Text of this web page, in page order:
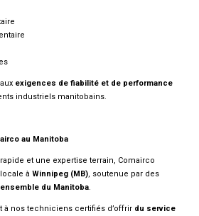
exigences de fiabilité et de performance
industriels manitobains.
au Manitoba
et une expertise terrain, Comairco
à Winnipeg (MB), soutenue par des
du Manitoba.
à nos techniciens certifiés d’offrir du service